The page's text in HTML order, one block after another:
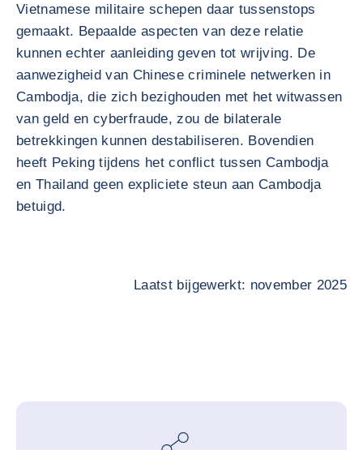
Vietnamese militaire schepen daar tussenstops
gemaakt. Bepaalde aspecten van deze relatie
kunnen echter aanleiding geven tot wrijving. De
aanwezigheid van Chinese criminele netwerken in
Cambodja, die zich bezighouden met het witwassen
van geld en cyberfraude, zou de bilaterale
betrekkingen kunnen destabiliseren. Bovendien
heeft Peking tijdens het conflict tussen Cambodja
en Thailand geen expliciete steun aan Cambodja
betuigd.
Laatst bijgewerkt: november 2025